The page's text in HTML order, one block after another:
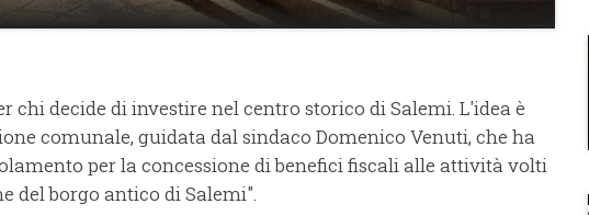
chi decide di investire nel centro storico di Salemi. L'idea è
comunale, guidata dal sindaco Domenico Venuti, che ha
per la concessione di benefici fiscali alle attività volti
del borgo antico di Salemi".